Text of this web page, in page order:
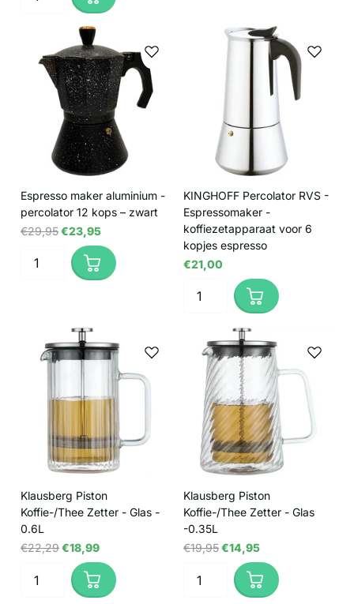
Espresso maker aluminium -
percolator 12 kops – zwart
€29,95€23,95
KINGHOFF Percolator RVS -
Espressomaker -
koffiezetapparaat voor 6
kopjes espresso
€21,00
Klausberg Piston
Koffie-/Thee Zetter - Glas -
0.6L
€22,29€18,99
Klausberg Piston
Koffie-/Thee Zetter - Glas
-0.35L
€19,95€14,95